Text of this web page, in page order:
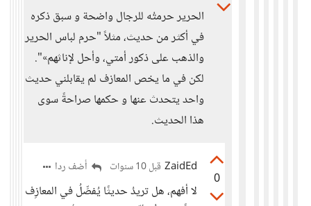
الحرير حرمتُه للرجال واضحة و سبق ذكره
في أكثر من حديث، مثلاً "حرم لباس الحرير
والذهب على ذكور أمتي، وأحل لإناثهم»".
لكن في ما يخص المعازف لم يقابلني حديث
واحد يتحدث عنها و حكمها صراحةً سوى
هذا الحديث.
0
ZaidEd قبل 10 سنوات أضف ردا
لا أفهم، هل تريدُ حديثًا يُفصِّلُ في المعازِف